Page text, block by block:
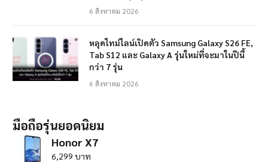
6 สิงหาคม 2026
หลุดไทม์ไลน์เปิดตัว Samsung Galaxy S26 FE,
Tab S12 และ Galaxy A รุ่นใหม่ที่จะมาในปีนี้
กว่า 7 รุ่น
6 สิงหาคม 2026
มือถือรุ่นยอดนิยม
Honor X7
6,299 บาท